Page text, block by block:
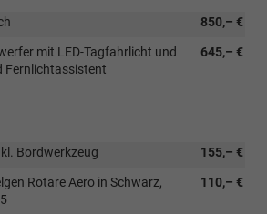
850,– €
645,– €
mit LED-Tagfahrlicht und
Fernlichtassistent
155,– €
Bordwerkzeug
110,– €
Rotare Aero in Schwarz,